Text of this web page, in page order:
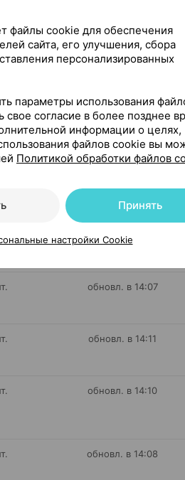
Фарма маркет солюшнс Латвия
обновл. в 14:07
обновл. в 14:07
обновл. в 14:11
обновл. в 14:10
обновл. в 14:08
файлы cookie для обеспечения
сайта, его улучшения, сбора
персонализированных
параметры использования
свое согласие в более позднее
информации о целях,
файлов cookie вы
Политикой обработки файлов
Принять
настройки Cookie